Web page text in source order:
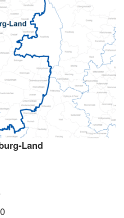
Land